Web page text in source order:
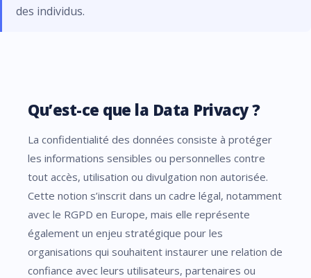
des individus.
Qu’est-ce que la Data Privacy ?
La confidentialité des données consiste à protéger
les informations sensibles ou personnelles contre
tout accès, utilisation ou divulgation non autorisée.
Cette notion s’inscrit dans un cadre légal, notamment
avec le RGPD en Europe, mais elle représente
également un enjeu stratégique pour les
organisations qui souhaitent instaurer une relation de
confiance avec leurs utilisateurs, partenaires ou